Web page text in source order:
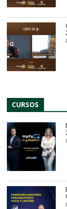
CURSOS